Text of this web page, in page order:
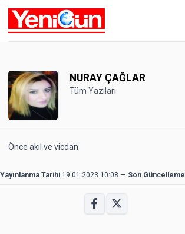
NURAY ÇAĞLAR
Tüm Yazıları
Önce akıl ve vicdan
Yayınlanma Tarihi 19.01.2023 10:08 — Son Güncelleme